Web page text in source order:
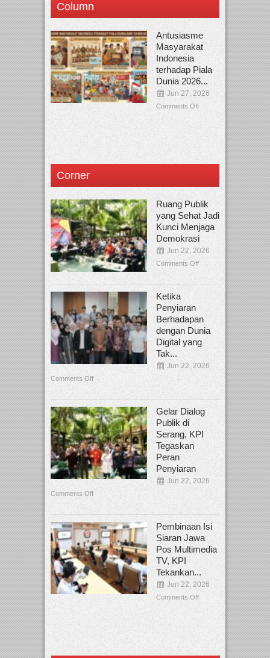
Column
Antusiasme
Masyarakat
Indonesia
terhadap Piala
Dunia 2026...
Jun 27, 2026
Comments Off
Corner
Ruang Publik
yang Sehat Jadi
Kunci Menjaga
Demokrasi
Jun 22, 2026
Comments Off
Ketika
Penyiaran
Berhadapan
dengan Dunia
Digital yang
Tak...
Jun 22, 2026
Comments Off
Gelar Dialog
Publik di
Serang, KPI
Tegaskan
Peran
Penyiaran
Jun 22, 2026
Comments Off
Pembinaan Isi
Siaran Jawa
Pos Multimedia
TV, KPI
Tekankan...
Jun 22, 2026
Comments Off